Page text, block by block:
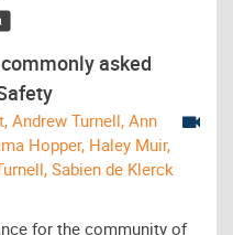
asked
Andrew Turnell, Ann
Hopper, Haley Muir,
Sabien de Klerck
for the community of